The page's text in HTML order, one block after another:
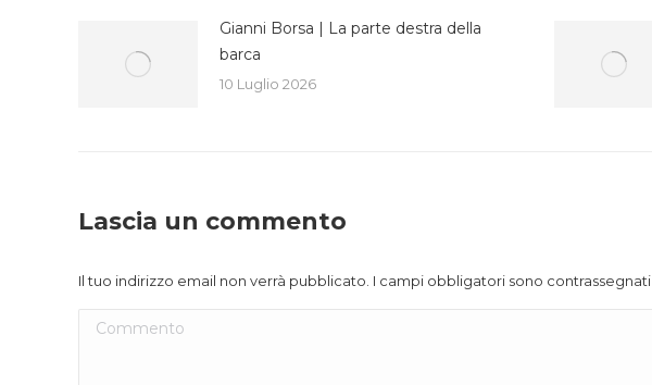
Gianni Borsa | La parte destra della
barca
10 Luglio 2026
Lascia un commento
Il tuo indirizzo email non verrà pubblicato. I campi obbligatori sono contrassegnati
Commento